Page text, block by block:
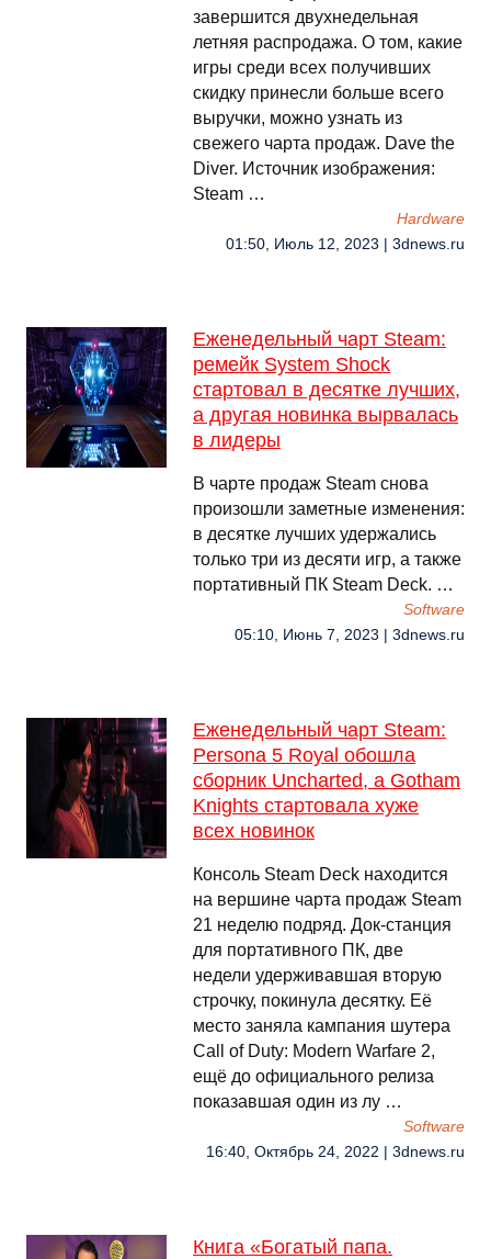
завершится двухнедельная
летняя распродажа. О том, какие
игры среди всех получивших
скидку принесли больше всего
выручки, можно узнать из
свежего чарта продаж. Dave the
Diver. Источник изображения:
Steam …
Hardware
01:50, Июль 12, 2023 | 3dnews.ru
Еженедельный чарт Steam:
ремейк System Shock
стартовал в десятке лучших,
а другая новинка вырвалась
в лидеры
В чарте продаж Steam снова
произошли заметные изменения:
в десятке лучших удержались
только три из десяти игр, а также
портативный ПК Steam Deck. …
Software
05:10, Июнь 7, 2023 | 3dnews.ru
Еженедельный чарт Steam:
Persona 5 Royal обошла
сборник Uncharted, а Gotham
Knights стартовала хуже
всех новинок
Консоль Steam Deck находится
на вершине чарта продаж Steam
21 неделю подряд. Док-станция
для портативного ПК, две
недели удерживавшая вторую
строчку, покинула десятку. Её
место заняла кампания шутера
Call of Duty: Modern Warfare 2,
ещё до официального релиза
показавшая один из лу …
Software
16:40, Октябрь 24, 2022 | 3dnews.ru
Книга «Богатый папа.